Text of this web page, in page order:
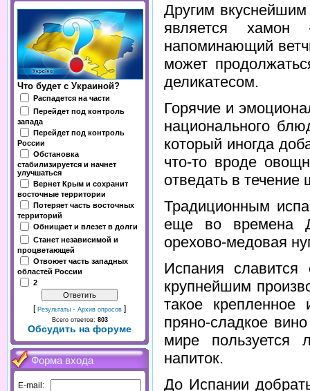
Что будет с Украиной?
Распадется на части
Перейдет под контроль
запада
Перейдет под контроль
России
Обстановка
стабилизируется и начнет
улучшаться
Вернет Крым и сохранит
восточные территории
Потеряет часть восточных
территорий
Обнищает и влезет в долги
Станет независимой и
процветающей
Отвоюет часть западных
областей России
2
[ Результаты · Архив опросов ]
Всего ответов: 803
Обсудить на форуме
Форма входа
E-mail:
Другим
является
напоминающий
может
деликатесом.
Горячие и
национального
который иногда
что-то вроде
отведать в течение
Традиционным
еще во времена
орехово-медовая
Испания
крупнейшим
такое
пряно-сладкое
мире пользуется
напиток.
До Испании